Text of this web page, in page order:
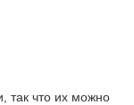
так что их можно